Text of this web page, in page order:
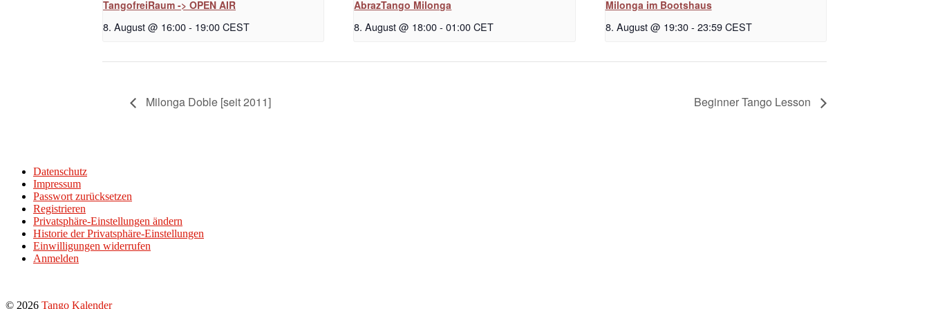
TangofreiRaum -> OPEN AIR
8. August @ 16:00- 19:00CEST
AbrazTango Milonga
8. August @ 18:00 - 01:00 CET
Milonga im Bootshaus
8. August @ 19:30 - 23:59 CEST
Milonga Doble [seit 2011] Beginner Tango Lesson
Datenschutz
Impressum
Passwort zurücksetzen
Registrieren
Privatsphäre-Einstellungen ändern
Historie der Privatsphäre-Einstellungen
Einwilligungen widerrufen
Anmelden
© 2026 Tango Kalender